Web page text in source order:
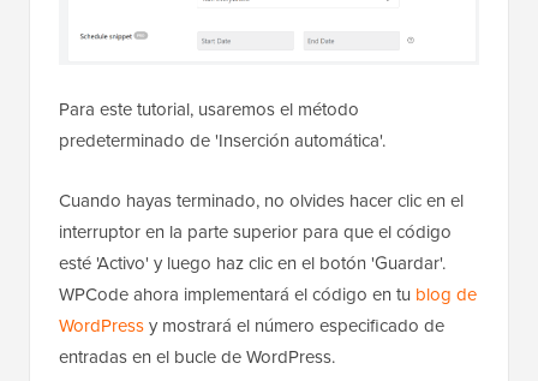
Para este tutorial, usaremos el método
predeterminado de 'Inserción automática'.
Cuando hayas terminado, no olvides hacer clic en el
interruptor en la parte superior para que el código
esté 'Activo' y luego haz clic en el botón 'Guardar'.
WPCode ahora implementará el código en tu blog de
WordPressy mostrará el número especificado de
entradas en el bucle de WordPress.